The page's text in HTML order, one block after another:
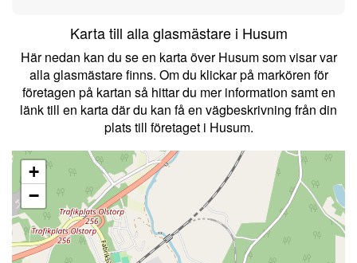
Karta till alla glasmästare i Husum
Här nedan kan du se en karta över Husum som visar var
alla glasmästare finns. Om du klickar på markören för
företagen på kartan så hittar du mer information samt en
länk till en karta där du kan få en vägbeskrivning från din
plats till företaget i Husum.
+
−